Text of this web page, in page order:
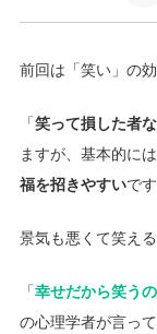
前回は「笑い」の
「笑って損した者
ますが、基本的には
福を招きやすいです
景気も悪くて笑え
「幸せだから笑う
の心理学者が言っ